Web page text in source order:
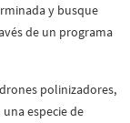
y busque
de un programa
polinizadores,
especie de